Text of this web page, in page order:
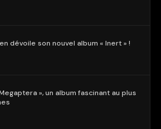
dévoile son nouvel album « Inert » !
», un album fascinant au plus